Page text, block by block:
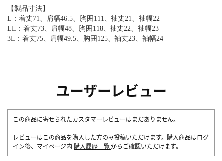
【製品寸法】
L：着丈71、肩幅46.5、胸囲111、袖丈21、袖幅22
LL：着丈73、肩幅48、胸囲118、袖丈22、袖幅23
3L：着丈75、肩幅49.5、胸囲125、袖丈23、袖幅24
ユーザーレビュー
この商品に寄せられたカスタマーレビューはまだありません。
レビューはこの商品を購入した方のみ投稿いただけます。購入商品はログ
イン後、マイページ内 購入履歴一覧 からご確認いただけます。